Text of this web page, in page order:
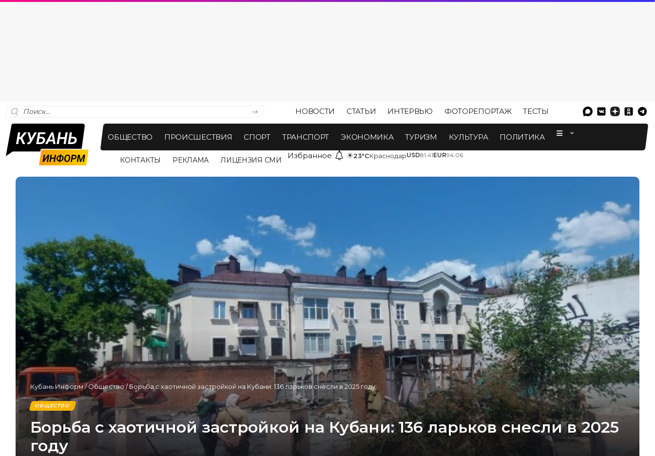
НОВОСТИ СТАТЬИ ИНТЕРВЬЮ ФОТОРЕПОРТАЖ ТЕСТЫ
ОБЩЕСТВО ПРОИСШЕСТВИЯ СПОРТ ТРАНСПОРТ ЭКОНОМИКА ТУРИЗМ КУЛЬТУРА ПОЛИТИКА
КОНТАКТЫ РЕКЛАМА ЛИЦЕНЗИЯ СМИ Избранное ☀23°CКраснодарUSD81.41EUR94.06
Кубань Информ/Общество/Борьба с хаотичной застройкой на Кубани: 136 ларьков снесли в 2025 году
ОБЩЕСТВО
Борьба с хаотичной застройкой на Кубани: 136 ларьков снесли в 2025
году